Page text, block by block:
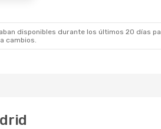
disponibles durante los últimos 20 días
cambios.